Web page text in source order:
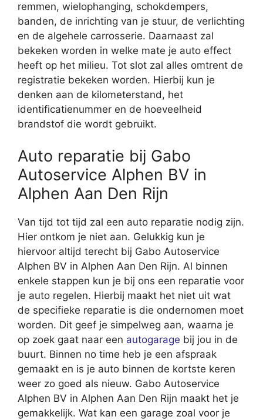
remmen, wielophanging, schokdempers,
banden, de inrichting van je stuur, de verlichting
en de algehele carrosserie. Daarnaast zal
bekeken worden in welke mate je auto effect
heeft op het milieu. Tot slot zal alles omtrent de
registratie bekeken worden. Hierbij kun je
denken aan de kilometerstand, het
identificatienummer en de hoeveelheid
brandstof die wordt gebruikt.
Auto reparatie bij Gabo
Autoservice Alphen BV in
Alphen Aan Den Rijn
Van tijd tot tijd zal een auto reparatie nodig zijn.
Hier ontkom je niet aan. Gelukkig kun je
hiervoor altijd terecht bij Gabo Autoservice
Alphen BV in Alphen Aan Den Rijn. Al binnen
enkele stappen kun je bij ons een reparatie voor
je auto regelen. Hierbij maakt het niet uit wat
de specifieke reparatie is die ondernomen moet
worden. Dit geef je simpelweg aan, waarna je
op zoek gaat naar een autogarage bij jou in de
buurt. Binnen no time heb je een afspraak
gemaakt en is je auto binnen de kortste keren
weer zo goed als nieuw. Gabo Autoservice
Alphen BV in Alphen Aan Den Rijn maakt het je
gemakkelijk. Wat kan een garage zoal voor je